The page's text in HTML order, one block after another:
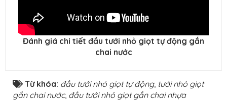
Đánh giá chi tiết đầu tưới nhỏ giọt tự động gắn
chai nước
Từ khóa: đầu tưới nhỏ giọt tự động, tưới nhỏ giọt
gắn chai nước, đầu tưới nhỏ giọt gắn chai nhựa